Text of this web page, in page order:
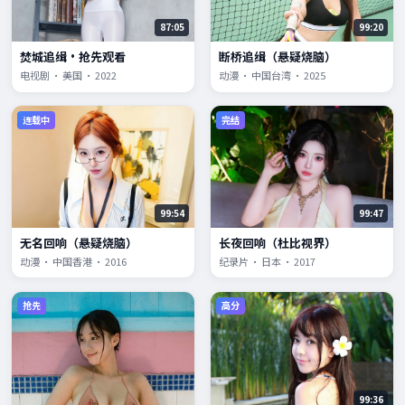
87:05
焚城追缉·抢先观看
电视剧 · 美国 · 2022
99:20
断桥追缉（悬疑烧脑）
动漫 · 中国台湾 · 2025
连载中
99:54
无名回响（悬疑烧脑）
动漫 · 中国香港 · 2016
完结
99:47
长夜回响（杜比视界）
纪录片 · 日本 · 2017
抢先 高分
99:36